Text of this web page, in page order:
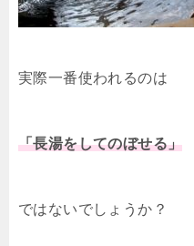
実際一番使われるのは
「長湯をしてのぼせる」
ではないでしょうか？